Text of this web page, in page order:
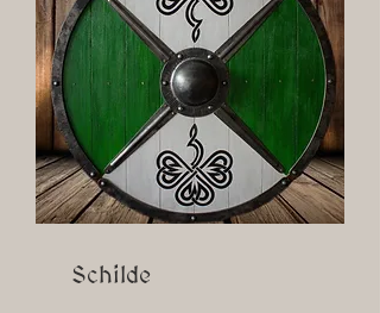
Schilde